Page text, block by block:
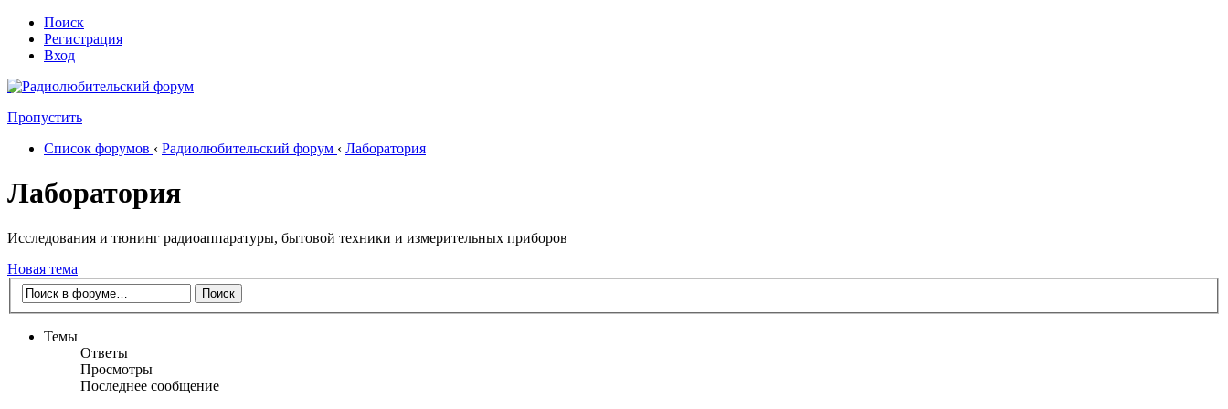
Поиск
Регистрация
Вход
Пропустить
Список форумов ‹ Радиолюбительский форум ‹ Лаборатория
Лаборатория
Исследования и тюнинг радиоаппаратуры, бытовой техники и измерительных приборов
Новая тема
Темы
Ответы
Просмотры
Последнее сообщение